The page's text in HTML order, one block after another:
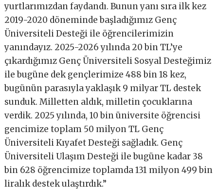
yurtlarımızdan faydandı. Bunun yanı sıra ilk kez
2019-2020 döneminde başladığımız Genç
Üniversiteli Desteği ile öğrencilerimizin
yanındayız. 2025-2026 yılında 20 bin TL’ye
çıkardığımız Genç Üniversiteli Sosyal Desteğimiz
ile bugüne dek gençlerimize 488 bin 18 kez,
bugünün parasıyla yaklaşık 9 milyar TL destek
sunduk. Milletten aldık, milletin çocuklarına
verdik. 2025 yılında, 10 bin üniversite öğrencisi
gencimize toplam 50 milyon TL Genç
Üniversiteli Kıyafet Desteği sağladık. Genç
Üniversiteli Ulaşım Desteği ile bugüne kadar 38
bin 628 öğrencimize toplamda 131 milyon 499 bin
liralık destek ulaştırdık.”